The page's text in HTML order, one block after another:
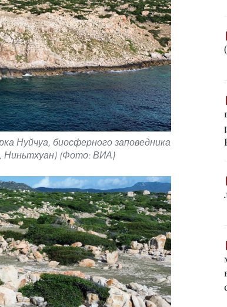
Нуйчуа, биосферного заповедника
Ниньтхуан) (Фото: ВИА)